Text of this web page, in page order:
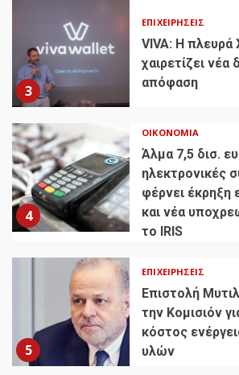
3
ΕΠΙΧΕΙΡΉΣΕΙΣ
VIVA: Η
χαιρετίζει νέα
απόφαση
4
ΟΙΚΟΝΟΜΊΑ
Άλμα 7,5 δισ.
ηλεκτρονικές
φέρνει
και νέα
το IRIS
5
ΕΠΙΧΕΙΡΉΣΕΙΣ
Επιστολή
την Κομισιόν
κόστος
υλών